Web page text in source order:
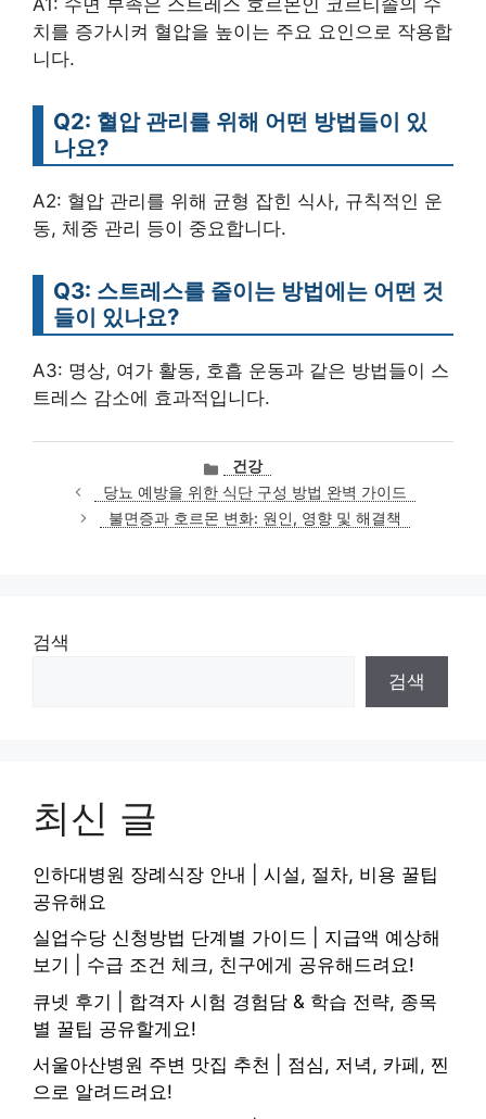
치를 증가시켜 혈압을 높이는 주요 요인으로 작용합
니다.
Q2: 혈압 관리를 위해 어떤 방법들이 있
나요?
A2: 혈압 관리를 위해 균형 잡힌 식사, 규칙적인 운
동, 체중 관리 등이 중요합니다.
Q3: 스트레스를 줄이는 방법에는 어떤 것
들이 있나요?
A3: 명상, 여가 활동, 호흡 운동과 같은 방법들이 스
트레스 감소에 효과적입니다.
카
테
고
리
건강
당뇨 예방을 위한 식단 구성 방법 완벽 가이드
불면증과 호르몬 변화: 원인, 영향 및 해결책
검색
검색
최신 글
인하대병원 장례식장 안내 | 시설, 절차, 비용 꿀팁
공유해요
실업수당 신청방법 단계별 가이드 | 지급액 예상해
보기 | 수급 조건 체크, 친구에게 공유해드려요!
큐넷 후기 | 합격자 시험 경험담 & 학습 전략, 종목
별 꿀팁 공유할게요!
서울아산병원 주변 맛집 추천 | 점심, 저녁, 카페, 찐
으로 알려드려요!